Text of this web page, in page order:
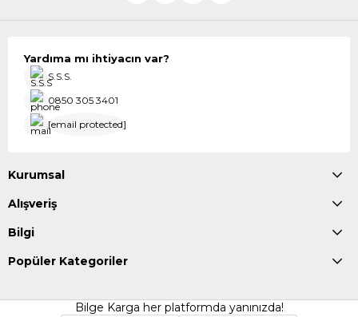
Yardıma mı ihtiyacın var?
S.S.S.
0850 305 3401
[email protected]
Kurumsal
Alışveriş
Bilgi
Popüler Kategoriler
Bilge Karga her platformda yanınızda!